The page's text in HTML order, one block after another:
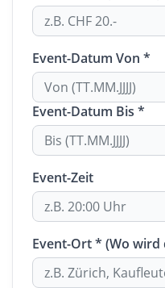
Event-Datum Von *
Event-Datum Bis *
Event-Zeit
Event-Ort * (Wo